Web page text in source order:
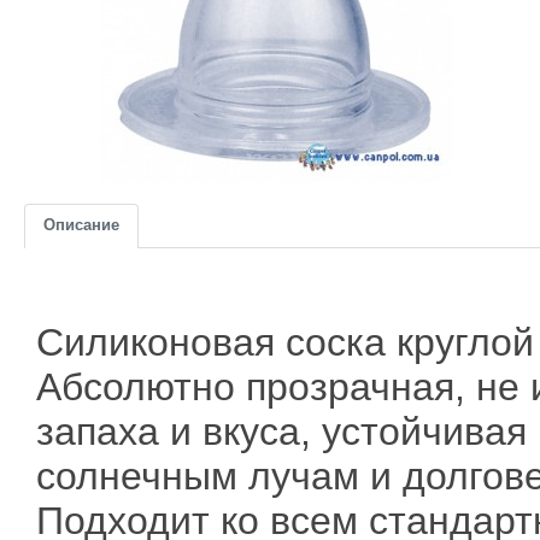
Описание
Силиконовая соска
Абсолютно прозрачная,
запаха и вкуса, устойчивая
солнечным лучам и
Подходит ко всем